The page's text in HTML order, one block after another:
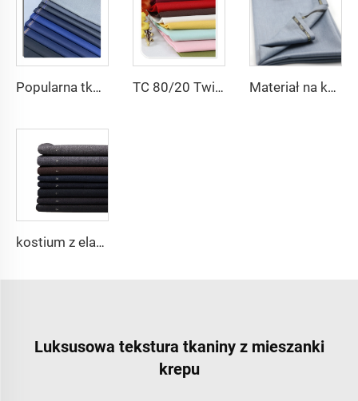
Popularna tkanina typu twill z mieszanki 80/20 poliestru i wiskozy do produkcji odzieży TC 80/20 Twill lub poplin barwiony na masę do kieszeni i odzieży roboczej Materiał na kostiumy dla mężczyzn z T/R, Arabia Robe, koszula, spodnie, materiał medyczny, bestseller
kostium z elastycznego materiału z poliestrowej wiskozy wysokiej jakości, Arabia Robe, koszula, spodnie, popularne w północnej Afryce i na Bliskim Wschodzie
Luksusowa tekstura tkaniny z mieszanki
krepu